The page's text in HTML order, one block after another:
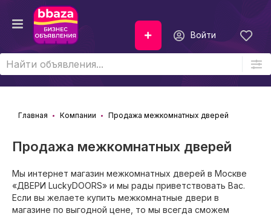
Войти
Главная Компании Продажа межкомнатных дверей
Продажа межкомнатных дверей
Мы интернет магазин межкомнатных дверей в Москве
«ДВЕРИ LuckyDOORS» и мы рады приветствовать Вас.
Если вы желаете купить межкомнатные двери в
магазине по выгодной цене, то мы всегда сможем